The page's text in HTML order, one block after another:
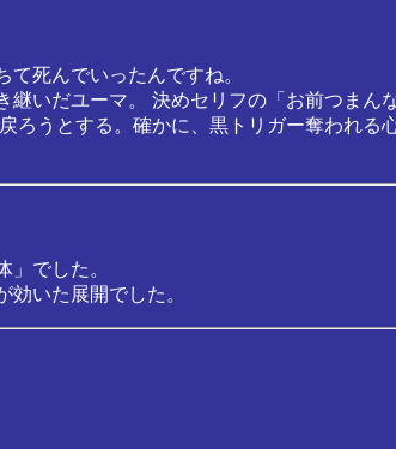
死んでいったんですね。
いだユーマ。 決めセリフの「お前つまん
うとする。確かに、黒トリガー奪われ
でした。
いた展開でした。